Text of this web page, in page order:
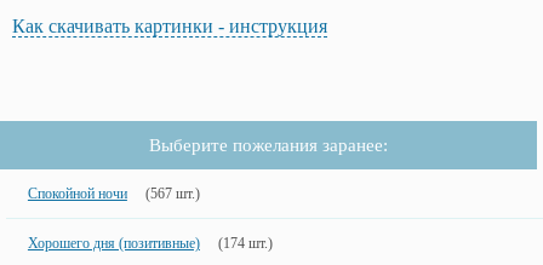
Как скачивать картинки - инструкция
Выберите пожелания заранее:
Спокойной ночи (567 шт.)
Хорошего дня (позитивные) (174 шт.)